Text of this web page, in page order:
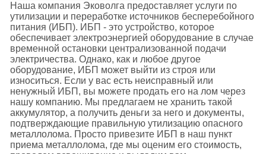
Наша компания Эковолга предоставляет услуги по
утилизации и переработке источников бесперебойного
питания (ИБП). ИБП - это устройство, которое
обеспечивает электроэнергией оборудование в случае
временной остановки централизованной подачи
электричества. Однако, как и любое другое
оборудование, ИБП может выйти из строя или
износиться. Если у вас есть неисправный или
ненужный ИБП, вы можете продать его на лом через
нашу компанию. Мы предлагаем не хранить такой
аккумулятор, а получить деньги за него и документы,
подтверждающие правильную утилизацию опасного
металлолома. Просто привезите ИБП в наш пункт
приема металлолома, где мы оценим его стоимость,